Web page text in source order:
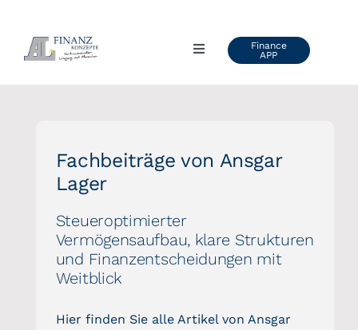
Inhalt
Toggle
KUNDENSTIMMEN
Finance
APP
Fachbeiträge von Ansgar
Lager
Steueroptimierter
Vermögensaufbau, klare Strukturen
und Finanzentscheidungen mit
Weitblick
Hier finden Sie alle Artikel von Ansgar